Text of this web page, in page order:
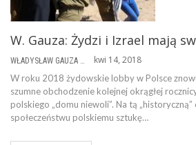
W. Gauza: Żydzi i Izrael mają
WŁADYSŁAW GAUZA kwi 14, 2018
W roku 2018 żydowskie lobby w Polsce
szumne obchodzenie kolejnej okrągłej
polskiego „domu niewoli”. Na tą
społeczeństwu polskiemu sztukę…